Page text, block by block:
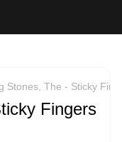
Stones, The - Sticky
Fingers